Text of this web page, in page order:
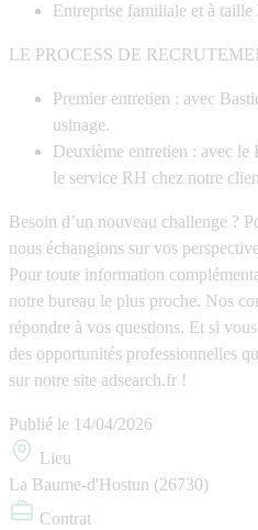
Entreprise familiale et à taille
LE PROCESS DE
Premier entretien : avec
usinage.
Deuxième entretien : avec le
le service RH chez notre
Besoin d’un nouveau challenge ?
nous échangions sur vos
Pour toute information
notre bureau le plus proche. Nos
répondre à vos questions. Et si
des opportunités professionnelles
sur notre site adsearch.fr !
Publié le 14/04/2026
Lieu
La Baume-d'Hostun (26730)
Contrat